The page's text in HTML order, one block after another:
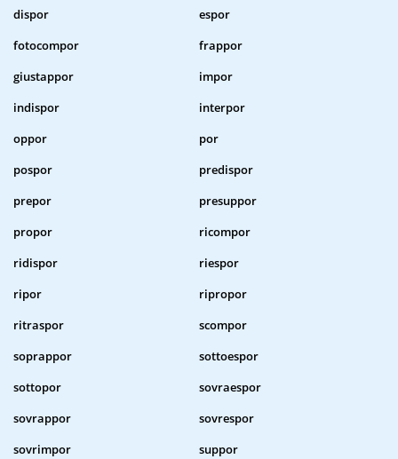
dispor
espor
fotocompor
frappor
giustappor
impor
indispor
interpor
oppor
por
pospor
predispor
prepor
presuppor
propor
ricompor
ridispor
riespor
ripor
ripropor
ritraspor
scompor
soprappor
sottoespor
sottopor
sovraespor
sovrappor
sovrespor
sovrimpor
suppor